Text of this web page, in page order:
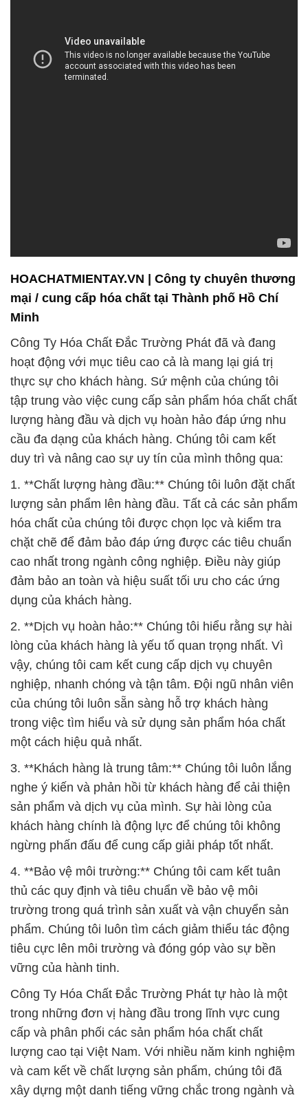
HOACHATMIENTAY.VN | Công ty chuyên thương
mại / cung cấp hóa chất tại Thành phố Hồ Chí
Minh
Công Ty Hóa Chất Đắc Trường Phát đã và đang
hoạt động với mục tiêu cao cả là mang lại giá trị
thực sự cho khách hàng. Sứ mệnh của chúng tôi
tập trung vào việc cung cấp sản phẩm hóa chất chất
lượng hàng đầu và dịch vụ hoàn hảo đáp ứng nhu
cầu đa dạng của khách hàng. Chúng tôi cam kết
duy trì và nâng cao sự uy tín của mình thông qua:
1. **Chất lượng hàng đầu:** Chúng tôi luôn đặt chất
lượng sản phẩm lên hàng đầu. Tất cả các sản phẩm
hóa chất của chúng tôi được chọn lọc và kiểm tra
chặt chẽ để đảm bảo đáp ứng được các tiêu chuẩn
cao nhất trong ngành công nghiệp. Điều này giúp
đảm bảo an toàn và hiệu suất tối ưu cho các ứng
dụng của khách hàng.
2. **Dịch vụ hoàn hảo:** Chúng tôi hiểu rằng sự hài
lòng của khách hàng là yếu tố quan trọng nhất. Vì
vậy, chúng tôi cam kết cung cấp dịch vụ chuyên
nghiệp, nhanh chóng và tận tâm. Đội ngũ nhân viên
của chúng tôi luôn sẵn sàng hỗ trợ khách hàng
trong việc tìm hiểu và sử dụng sản phẩm hóa chất
một cách hiệu quả nhất.
3. **Khách hàng là trung tâm:** Chúng tôi luôn lắng
nghe ý kiến và phản hồi từ khách hàng để cải thiện
sản phẩm và dịch vụ của mình. Sự hài lòng của
khách hàng chính là động lực để chúng tôi không
ngừng phấn đấu để cung cấp giải pháp tốt nhất.
4. **Bảo vệ môi trường:** Chúng tôi cam kết tuân
thủ các quy định và tiêu chuẩn về bảo vệ môi
trường trong quá trình sản xuất và vận chuyển sản
phẩm. Chúng tôi luôn tìm cách giảm thiểu tác động
tiêu cực lên môi trường và đóng góp vào sự bền
vững của hành tinh.
Công Ty Hóa Chất Đắc Trường Phát tự hào là một
trong những đơn vị hàng đầu trong lĩnh vực cung
cấp và phân phối các sản phẩm hóa chất chất
lượng cao tại Việt Nam. Với nhiều năm kinh nghiệm
và cam kết về chất lượng sản phẩm, chúng tôi đã
xây dựng một danh tiếng vững chắc trong ngành và